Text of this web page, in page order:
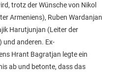
trotz der Wünsche von Nikol
Armeniens), Ruben Wardanjan
Harutjunjan (Leiter der
und anderen. Ex-
Hrant Bagratjan legte ein
ab und betonte, dass das